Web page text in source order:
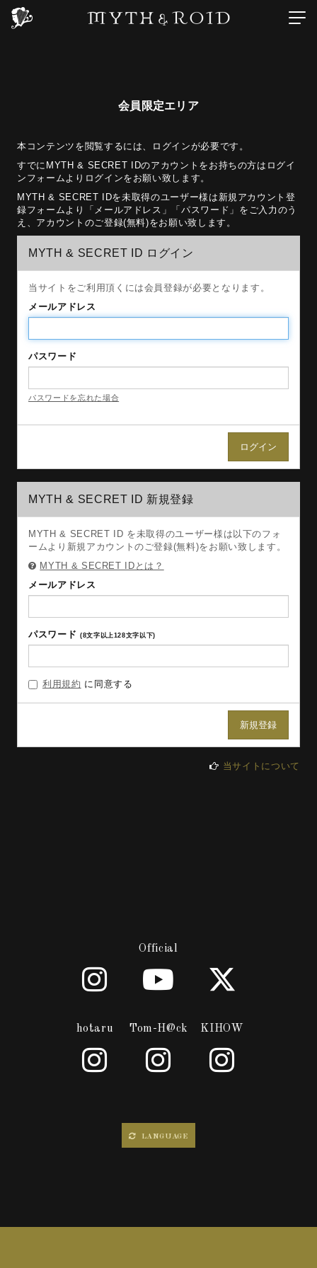
会員限定エリア
本コンテンツを閲覧するには、ログインが必要です。
すでにMYTH & SECRET IDのアカウントをお持ちの方はログイ
ンフォームよりログインをお願い致します。
MYTH & SECRET IDを未取得のユーザー様は新規アカウント登
録フォームより「メールアドレス」「パスワード」をご入力のう
え、アカウントのご登録(無料)をお願い致します。
MYTH & SECRET ID ログイン
当サイトをご利用頂くには会員登録が必要となります。
メールアドレス
パスワード
パスワードを忘れた場合
MYTH & SECRET ID 新規登録
MYTH & SECRET ID を未取得のユーザー様は以下のフォ
ームより新規アカウントのご登録(無料)をお願い致します。
MYTH & SECRET IDとは？
メールアドレス
パスワード (8文字以上128文字以下)
利用規約 に同意する
当サイトについて
Official
hotaru Tom-H@ck KIHOW
LANGUAGE